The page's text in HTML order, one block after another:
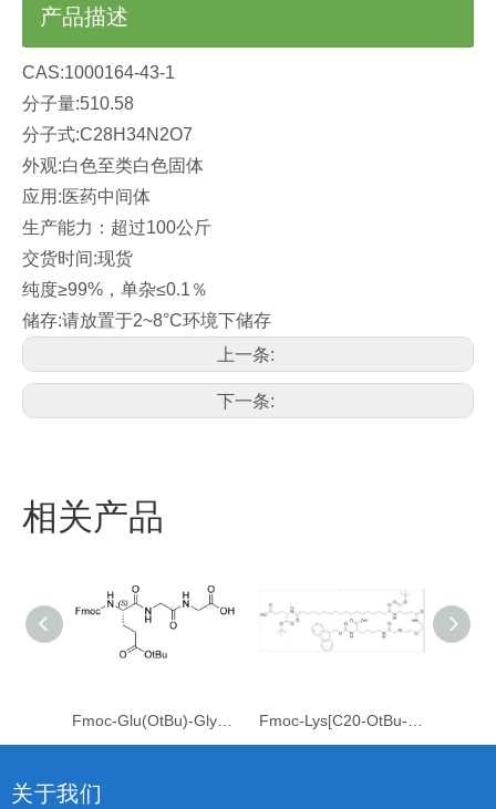
产品描述
CAS:1000164-43-1
分子量:510.58
分子式:C28H34N2O7
外观:白色至类白色固体
应用:医药中间体
生产能力：超过100公斤
交货时间:现货
纯度≥99%，单杂≤0.1％
储存:请放置于2~8°C环境下储存
上一条:
下一条:
相关产品
关于我们